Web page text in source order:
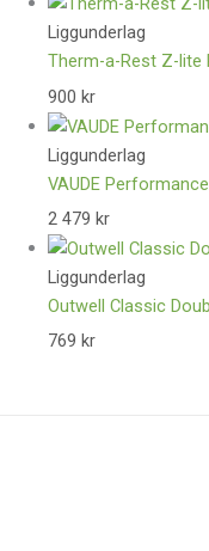
Liggunderlag
Therm-a-Rest Z-lite
900 kr
Liggunderlag
VAUDE
2 479 kr
Liggunderlag
Outwell Classic
769 kr